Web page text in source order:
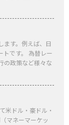
ます。例えば、日
トです。 為替レー
の政策など様々な
米ドル・豪ドル・
マネーマーケッ